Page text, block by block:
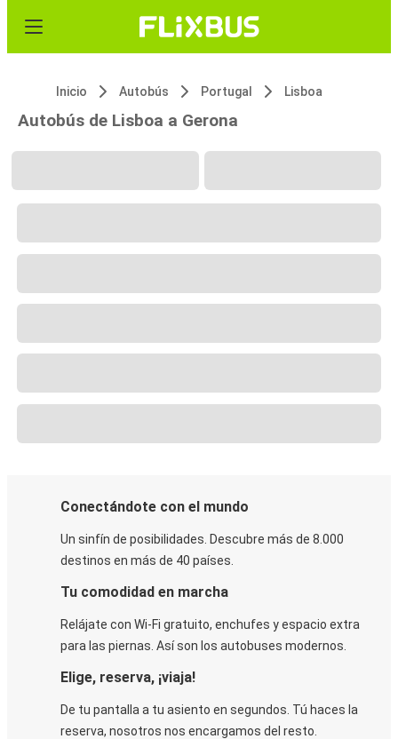
Inicio Autobús Portugal Lisboa
Autobús de Lisboa a Gerona
Conectándote con el mundo
Un sinfín de posibilidades. Descubre más de 8.000
destinos en más de 40 países.
Tu comodidad en marcha
Relájate con Wi-Fi gratuito, enchufes y espacio extra
para las piernas. Así son los autobuses modernos.
Elige, reserva, ¡viaja!
De tu pantalla a tu asiento en segundos. Tú haces la
reserva, nosotros nos encargamos del resto.